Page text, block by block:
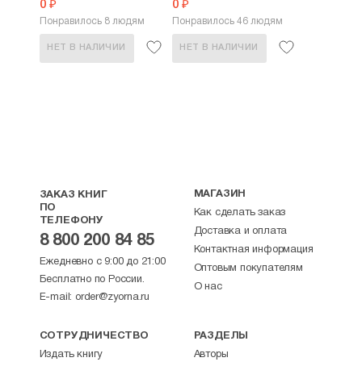
0 ₽
Понравилось 8 людям
НЕТ В НАЛИЧИИ
0 ₽
Понравилось 46 людям
НЕТ В НАЛИЧИИ
ЗАКАЗ КНИГ
ПО
ТЕЛЕФОНУ
8 800 200 84 85
Ежедневно с 9:00 до 21:00
Бесплатно по России.
E-mail: order@zyorna.ru
МАГАЗИН
Как сделать заказ
Доставка и оплата
Контактная информация
Оптовым покупателям
О нас
СОТРУДНИЧЕСТВО
Издать книгу
РАЗДЕЛЫ
Авторы